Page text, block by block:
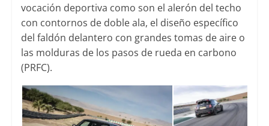
vocación deportiva como son el alerón del techo
con contornos de doble ala, el diseño específico
del faldón delantero con grandes tomas de aire o
las molduras de los pasos de rueda en carbono
(PRFC).